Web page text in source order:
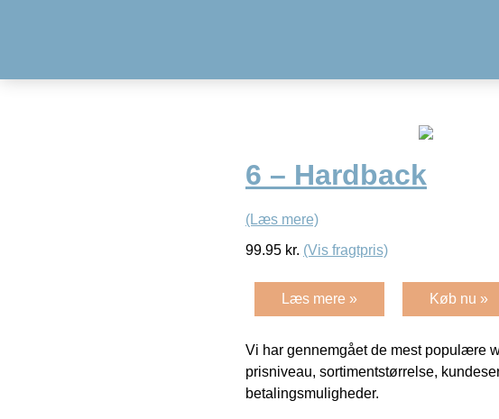
6 – Hardback
(Læs mere)
99.95 kr. (Vis fragtpris)
Læs mere » Køb nu »
Vi har gennemgået de mest populære
prisniveau, sortimentstørrelse,
betalingsmuligheder.